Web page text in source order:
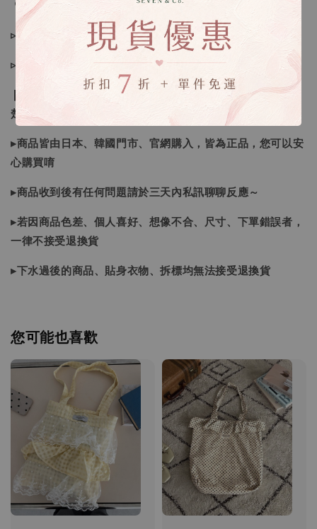
🔍IG搜尋：Sevenjewelry.co
▹現貨商品１～３日內寄出
▹預購商品７～２１日（不含假日）寄出，如遇缺貨請見諒！
❙ 本賣場不接受下標後要求取消訂單（下標前請三思與看清
楚）❙
▸商品皆由日本、韓國門市、官網購入，皆為正品，您可以安
心購買唷
▸商品收到後有任何問題請於三天內私訊聊聊反應～
▸若因商品色差、個人喜好、想像不合、尺寸、下單錯誤者，
一律不接受退換貨
▸下水過後的商品、貼身衣物、拆標均無法接受退換貨
您可能也喜歡